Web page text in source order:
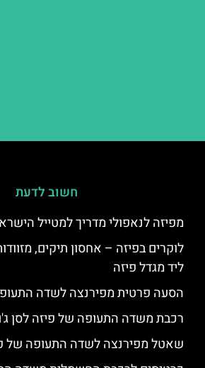
חשוב לדעת
מפיזה לנאפולי מדריך למטייל
לוקרים בפיזה – אחסון תיקים,
ליד מגדל פיזה
הסעה פרטית מפירנצה לשדה
רכבת משדה התעופה של פיזה לסן
שאטל מפירנצה לשדה התעופה של